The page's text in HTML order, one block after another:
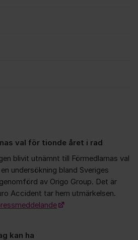
val för tionde året i rad
blivit utnämnt till Förmedlarnas val
undersökning bland Sveriges
av Origo Group. Det är
Accident tar hem utmärkelsen.
kan ha